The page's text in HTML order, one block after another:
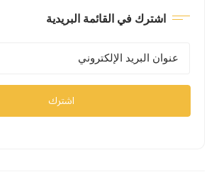
اشترك في القائمة البريدية
اشترك